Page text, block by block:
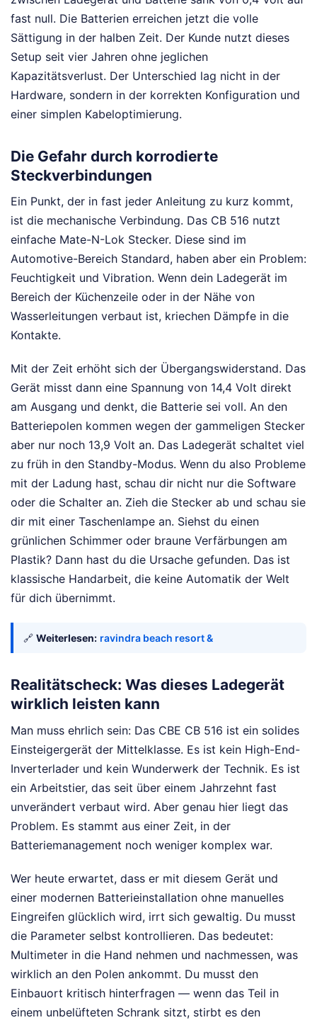
fast null. Die Batterien erreichen jetzt die volle
Sättigung in der halben Zeit. Der Kunde nutzt dieses
Setup seit vier Jahren ohne jeglichen
Kapazitätsverlust. Der Unterschied lag nicht in der
Hardware, sondern in der korrekten Konfiguration und
einer simplen Kabeloptimierung.
Die Gefahr durch korrodierte
Steckverbindungen
Ein Punkt, der in fast jeder Anleitung zu kurz kommt,
ist die mechanische Verbindung. Das CB 516 nutzt
einfache Mate-N-Lok Stecker. Diese sind im
Automotive-Bereich Standard, haben aber ein Problem:
Feuchtigkeit und Vibration. Wenn dein Ladegerät im
Bereich der Küchenzeile oder in der Nähe von
Wasserleitungen verbaut ist, kriechen Dämpfe in die
Kontakte.
Mit der Zeit erhöht sich der Übergangswiderstand. Das
Gerät misst dann eine Spannung von 14,4 Volt direkt
am Ausgang und denkt, die Batterie sei voll. An den
Batteriepolen kommen wegen der gammeligen Stecker
aber nur noch 13,9 Volt an. Das Ladegerät schaltet viel
zu früh in den Standby-Modus. Wenn du also Probleme
mit der Ladung hast, schau dir nicht nur die Software
oder die Schalter an. Zieh die Stecker ab und schau sie
dir mit einer Taschenlampe an. Siehst du einen
grünlichen Schimmer oder braune Verfärbungen am
Plastik? Dann hast du die Ursache gefunden. Das ist
klassische Handarbeit, die keine Automatik der Welt
für dich übernimmt.
🔗 Weiterlesen: ravindra beach resort &
Realitätscheck: Was dieses Ladegerät
wirklich leisten kann
Man muss ehrlich sein: Das CBE CB 516 ist ein solides
Einsteigergerät der Mittelklasse. Es ist kein High-End-
Inverterlader und kein Wunderwerk der Technik. Es ist
ein Arbeitstier, das seit über einem Jahrzehnt fast
unverändert verbaut wird. Aber genau hier liegt das
Problem. Es stammt aus einer Zeit, in der
Batteriemanagement noch weniger komplex war.
Wer heute erwartet, dass er mit diesem Gerät und
einer modernen Batterieinstallation ohne manuelles
Eingreifen glücklich wird, irrt sich gewaltig. Du musst
die Parameter selbst kontrollieren. Das bedeutet:
Multimeter in die Hand nehmen und nachmessen, was
wirklich an den Polen ankommt. Du musst den
Einbauort kritisch hinterfragen — wenn das Teil in
einem unbelüfteten Schrank sitzt, stirbt es den